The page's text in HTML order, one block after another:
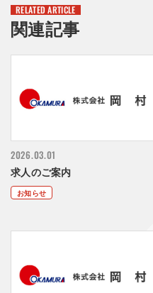
RELATED ARTICLE
関連記事
2026.03.01
求人のご案内
お知らせ